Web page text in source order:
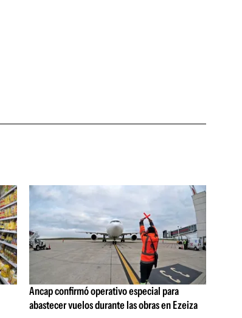
Ancap confirmó operativo especial para
abastecer vuelos durante las obras en Ezeiza